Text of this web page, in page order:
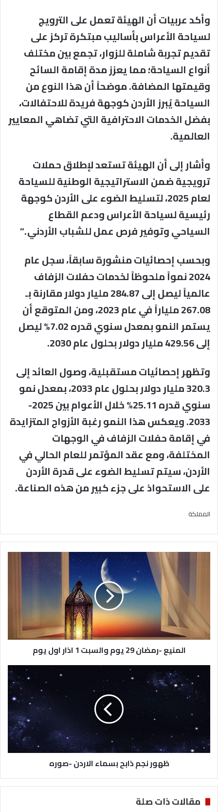
وأكد عربيات أن الهيئة تعمل على الترويج
لسياحة الأعراس بأساليب مبتكرة تركز على
تقديم تجربة شاملة للزوار، تجمع بين مختلف
أنواع السياحة؛ مما يعزز مدة إقامة السائح
وقيمتها المضافة. موضحاً أن هذا النوع من
السياحة يُبرز الأردن كوجهة فريدة للاحتفالات،
بفضل الخدمات الاحترافية التي تضاهي المعايير
العالمية.
وأشار إلى أن الهيئة تستعد لإطلاق حملات
ترويجية ضمن الاستراتيجية الوطنية للسياحة
لعام 2025، لتسليط الضوء على الأردن كوجهة
رئيسية لسياحة الأعراس ودعم القطاع
السياحي وتوفير فرص عمل للشباب الأردني .”
وبحسب إحصائيات منشورة سابقاً، سجل عام
2024 نمواً ملحوظاً لخدمات حفلات الزفاف
عالمياً ليصل إلى 284.87 مليار دولار مقارنة بـ
267.08 ملياراً في عام 2023، ومن المتوقع أن
يستمر النمو بمعدل سنوي قدره 7.02% ليصل
إلى 429.56 مليار دولار بحلول عام 2030.
وتظهر إحصائيات مستقبلية، وصول العائد إلى
320.3 مليار دولار بحلول عام 2033، بمعدل نمو
سنوي قدره 25.11% خلال الأعوام بين 2025-
2033. ويعكس هذا النمو رغبة الأزواج المتزايدة
في إقامة حفلات الزفاف في الوجهات
المختلفة، ومع عقد المؤتمر للعام الحالي في
الأردن، سيتم تسليط الضوء على قدرة الأردن
على الاستحواذ على جزء كبير من هذه الصناعة.
المملكة
اذار
اول
يوم
المنيع -رمضان 29 يوم والسبت 1 اذار اول يوم
بسماء
الاردن
-صوره
ظهور نجم ذابح بسماء الاردن -صوره
مقالات ذات صلة